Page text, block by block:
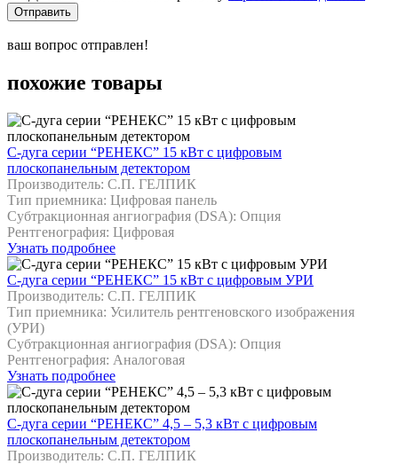
Отправить
ваш вопрос отправлен!
похожие товары
С-дуга серии “РЕНЕКС” 15 кВт с цифровым
плоскопанельным детектором
Производитель: С.П. ГЕЛПИК
Тип приемника: Цифровая панель
Cубтракционная ангиография (DSA): Опция
Рентгенография: Цифровая
Узнать подробнее
С-дуга серии “РЕНЕКС” 15 кВт с цифровым УРИ
Производитель: С.П. ГЕЛПИК
Тип приемника: Усилитель рентгеновского изображения
(УРИ)
Cубтракционная ангиография (DSA): Опция
Рентгенография: Аналоговая
Узнать подробнее
С-дуга серии “РЕНЕКС” 4,5 – 5,3 кВт с цифровым
плоскопанельным детектором
Производитель: С.П. ГЕЛПИК